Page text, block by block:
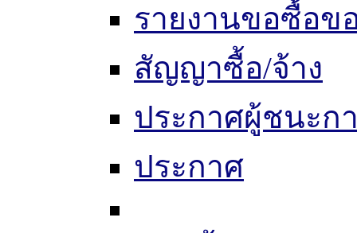
รายงานขอซื้อข
สัญญาซื้อ/จ้าง
ประกาศผู้ชนะก
ประกาศ